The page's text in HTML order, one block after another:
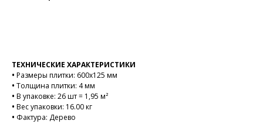
ТЕХНИЧЕСКИЕ ХАРАКТЕРИСТИКИ
• Размеры плитки: 600х125 мм
• Толщина плитки: 4 мм
• В упаковке: 26 шт = 1,95 м²
• Вес упаковки: 16.00 кг
• Фактура: Дерево